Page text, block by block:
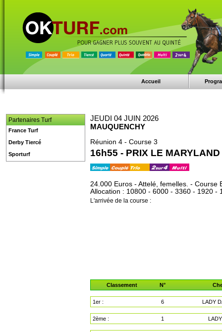
Accueil
JEUDI 04 JUIN 2026
MAUQUENCHY
Réunion 4 - Course 3
16h55 - PRIX LE MARYLAND
24.000 Euros - Attelé, femelles. - Course
Allocation : 10800 - 6000 - 3360 - 1920 -
L'arrivée de la course :
Classement N°
1er : 6 LADY
2ème : 1
Partenaires Turf
France Turf
Derby Tiercé
Sporturf